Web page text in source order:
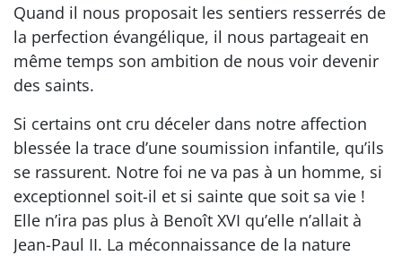
Quand il nous proposait les sentiers resserrés de
la perfection évangélique, il nous partageait en
même temps son ambition de nous voir devenir
des saints.
Si certains ont cru déceler dans notre affection
blessée la trace d’une soumission infantile, qu’ils
se rassurent. Notre foi ne va pas à un homme, si
exceptionnel soit-il et si sainte que soit sa vie !
Elle n’ira pas plus à Benoît XVI qu’elle n’allait à
Jean-Paul II. La méconnaissance de la nature